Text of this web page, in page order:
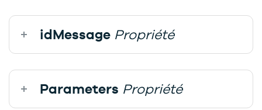
idMessage Propriété
Parameters Propriété